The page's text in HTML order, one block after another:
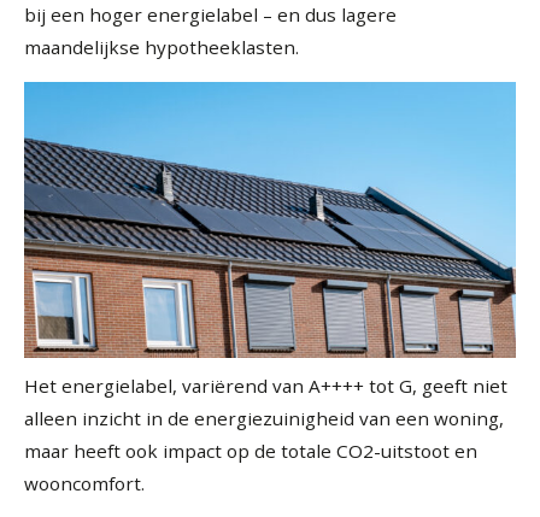
bij een hoger energielabel – en dus lagere
maandelijkse hypotheeklasten.
Het energielabel, variërend van A++++ tot G, geeft niet
alleen inzicht in de energiezuinigheid van een woning,
maar heeft ook impact op de totale CO2-uitstoot en
wooncomfort.